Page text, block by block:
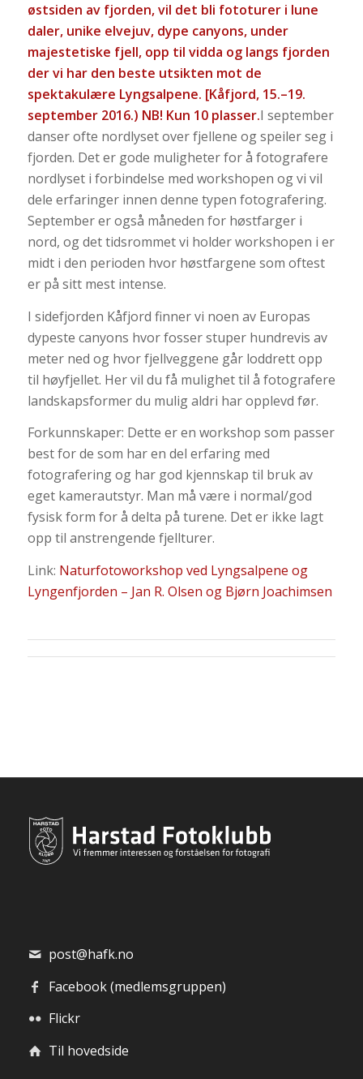
østsiden av fjorden, vil det bli fototurer i lune
daler, unike elvejuv, dype canyons, under
majestetiske fjell, opp til vidda og langs fjorden
der vi har den beste utsikten mot de
spektakulære Lyngsalpene. [Kåfjord, 15.–19.
september 2016.) NB! Kun 10 plasser.I september
danser ofte nordlyset over fjellene og speiler seg i
fjorden. Det er gode muligheter for å fotografere
nordlyset i forbindelse med workshopen og vi vil
dele erfaringer innen denne typen fotografering.
September er også måneden for høstfarger i
nord, og det tidsrommet vi holder workshopen i er
midt i den perioden hvor høstfargene som oftest
er på sitt mest intense.
I sidefjorden Kåfjord finner vi noen av Europas
dypeste canyons hvor fosser stuper hundrevis av
meter ned og hvor fjellveggene går loddrett opp
til høyfjellet. Her vil du få mulighet til å fotografere
landskapsformer du mulig aldri har opplevd før.
Forkunnskaper: Dette er en workshop som passer
best for de som har en del erfaring med
fotografering og har god kjennskap til bruk av
eget kamerautstyr. Man må være i normal/god
fysisk form for å delta på turene. Det er ikke lagt
opp til anstrengende fjellturer.
Link: Naturfotoworkshop ved Lyngsalpene og
Lyngenfjorden – Jan R. Olsen og Bjørn Joachimsen
post@hafk.no
Facebook (medlemsgruppen)
Flickr
Til hovedside